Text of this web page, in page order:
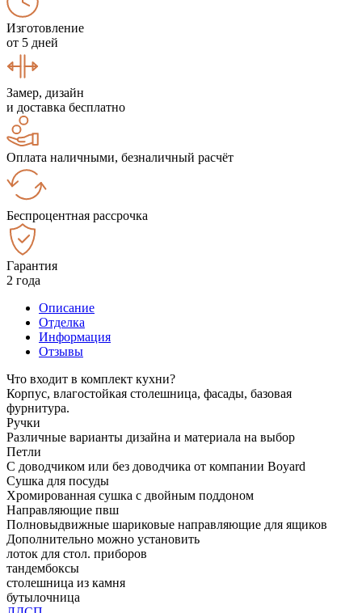
Изготовление
от 5 дней
Замер, дизайн
и доставка бесплатно
Оплата наличными, безналичный расчёт
Беспроцентная рассрочка
Гарантия
2 года
Описание
Отделка
Информация
Отзывы
Что входит в комплект кухни?
Корпус, влагостойкая столешница, фасады, базовая
фурнитура.
Ручки
Различные варианты дизайна и материала на выбор
Петли
С доводчиком или без доводчика от компании Boyard
Сушка для посуды
Хромированная сушка с двойным поддоном
Направляющие пвш
Полновыдвижные шариковые направляющие для ящиков
Дополнительно можно установить
лоток для стол. приборов
тандембоксы
столешница из камня
бутылочница